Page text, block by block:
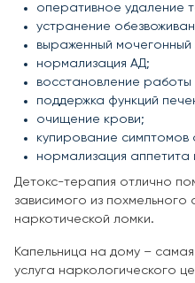
оперативное удаление
устранение
выраженный мочегонный
нормализация АД;
восстановление работы
поддержка функций
очищение крови;
купирование симптомов
нормализация аппетита
Детокс-терапия отлично
зависимого из похмельного
наркотической ломки.
Капельница на дому –
услуга наркологического